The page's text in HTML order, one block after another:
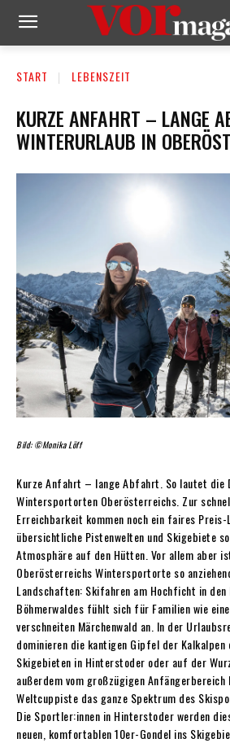
START LEBENSZEIT
KURZE ANFAHRT – LANGE
WINTERURLAUB IN
Bild: ©Monika Löff
Kurze Anfahrt – lange Abfahrt. So lautet die
Wintersportorten Oberösterreichs. Zur
Erreichbarkeit kommen noch ein faires
übersichtliche Pistenwelten und Skigebiete
Atmosphäre auf den Hütten. Vor allem aber
Oberösterreichs Wintersportorte so
Landschaften: Skifahren am Hochficht in den
Böhmerwaldes fühlt sich für Familien wie
verschneiten Märchenwald an. In der
dominieren die kantigen Gipfel der Kalkalpen
Skigebieten in Hinterstoder oder auf der
außerdem vom großzügigen
Weltcuppiste das ganze Spektrum des
Die Sportler:innen in Hinterstoder werden
neuen, komfortablen 10er-Gondel ins